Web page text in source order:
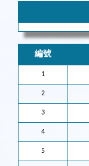
編號
1
2
3
4
5